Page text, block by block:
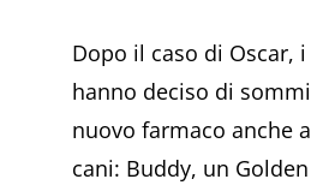
Dopo il caso di Oscar,
hanno deciso di
nuovo farmaco anche
cani: Buddy, un